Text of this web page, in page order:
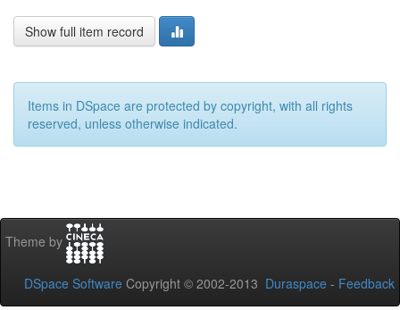
Show full item record
Items in DSpace are protected by copyright, with all rights
reserved, unless otherwise indicated.
Theme by
DSpace Software Copyright © 2002-2013 Duraspace - Feedback